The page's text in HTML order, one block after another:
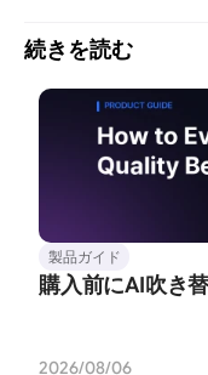
続きを読む
製品ガイド
購入前にAI吹き
2026/08/06